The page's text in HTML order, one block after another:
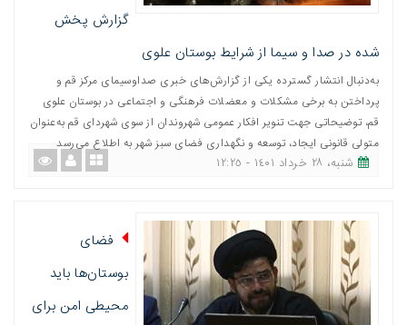
گزارش پخش
شده در صدا و سیما از شرایط بوستان علوی
به‌دنبال انتشار گسترده یکی از گزارش‌های خبری صداوسیمای مرکز قم و
پرداختن به برخی مشکلات و معضلات فرهنگی و اجتماعی در بوستان علوی
قم، توضیحاتی جهت تنویر افکار عمومی شهروندان از سوی شهردای قم به‌عنوان
متولی قانونی ایجاد، توسعه و نگهداری فضای سبز شهر به اطلاع می‌رسد
شنبه، ٢٨ خرداد ١٤٠١ - ١٢:٢٥
فضای
بوستان‌ها باید
محیطی امن برای